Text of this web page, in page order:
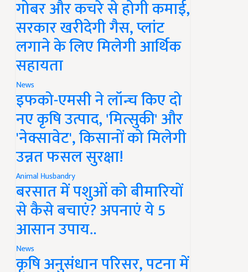
गोबर और कचरे से होगी कमाई,
सरकार खरीदेगी गैस, प्लांट
लगाने के लिए मिलेगी आर्थिक
सहायता
News
इफको-एमसी ने लॉन्च किए दो
नए कृषि उत्पाद, 'मित्सुकी' और
'नेक्सावेट', किसानों को मिलेगी
उन्नत फसल सुरक्षा!
Animal Husbandry
बरसात में पशुओं को बीमारियों
से कैसे बचाएं? अपनाएं ये 5
आसान उपाय..
News
कृषि अनुसंधान परिसर, पटना में